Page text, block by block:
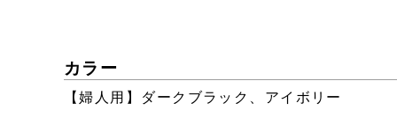
カラー
【婦人用】ダークブラック、アイボリー